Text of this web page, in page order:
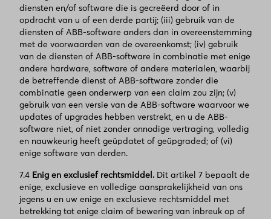
diensten en/of software die is gecreëerd door of in
opdracht van u of een derde partij; (iii) gebruik van de
diensten of ABB-software anders dan in overeenstemming
met de voorwaarden van de overeenkomst; (iv) gebruik
van de diensten of ABB-software in combinatie met enige
andere hardware, software of andere materialen, waarbij
de betreffende dienst of ABB-software zonder die
combinatie geen onderwerp van een claim zou zijn; (v)
gebruik van een versie van de ABB-software waarvoor we
updates of upgrades hebben verstrekt, en u de ABB-
software niet, of niet zonder onnodige vertraging, volledig
en nauwkeurig heeft geüpdatet of geüpgraded; of (vi)
enige software van derden.
7.4 Enig en exclusief rechtsmiddel. Dit artikel 7 bepaalt de
enige, exclusieve en volledige aansprakelijkheid van ons
jegens u en uw enige en exclusieve rechtsmiddel met
betrekking tot enige claim of bewering van inbreuk op of